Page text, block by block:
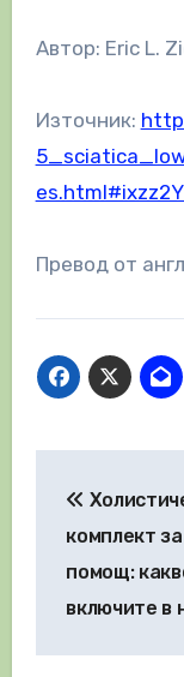
Автор: Eric L.
Източник:
Превод от
комплект
помощ:
включите в